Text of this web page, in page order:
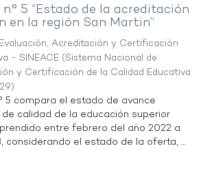
5 “Estado de la acreditación
la región San Martin”
Acreditación y Certificación
- SINEACE (Sistema Nacional de
y Certificación de la Calidad Educativa
)
5 compara el estado de avance
calidad de la educación superior
entre febrero del año 2022 a
considerando el estado de la oferta, ...